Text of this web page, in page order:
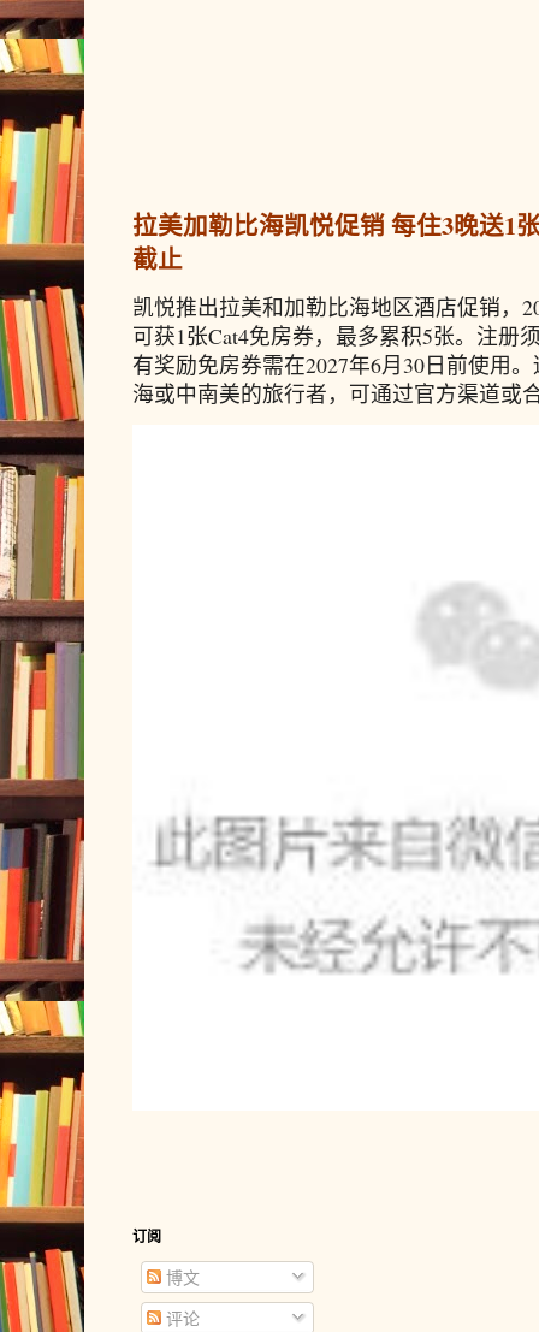
拉美加勒比海凯悦促销 每住3晚送1
截止
凯悦推出拉美和加勒比海地区酒店促销，
可获1张Cat4免房券，最多累积5张。注册
有奖励免房券需在2027年6月30日前使用
海或中南美的旅行者，可通过官方渠道或
订阅
博文
评论